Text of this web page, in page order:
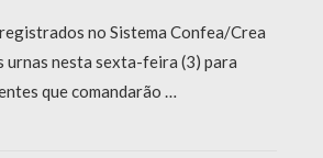
no Sistema Confea/Crea
urnas nesta sexta-feira (3) para
que comandarão …